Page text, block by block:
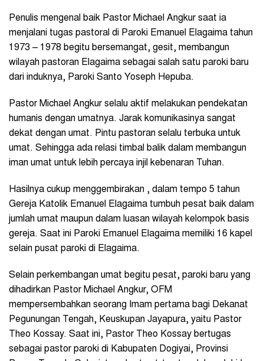
Penulis mengenal baik Pastor Michael Angkur saat ia
menjalani tugas pastoral di Paroki Emanuel Elagaima tahun
1973 – 1978 begitu bersemangat, gesit, membangun
wilayah pastoran Elagaima sebagai salah satu paroki baru
dari induknya, Paroki Santo Yoseph Hepuba.
Pastor Michael Angkur selalu aktif melakukan pendekatan
humanis dengan umatnya. Jarak komunikasinya sangat
dekat dengan umat. Pintu pastoran selalu terbuka untuk
umat. Sehingga ada relasi timbal balik dalam membangun
iman umat untuk lebih percaya injil kebenaran Tuhan.
Hasilnya cukup menggembirakan , dalam tempo 5 tahun
Gereja Katolik Emanuel Elagaima tumbuh pesat baik dalam
jumlah umat maupun dalam luasan wilayah kelompok basis
gereja. Saat ini Paroki Emanuel Elagaima memiliki 16 kapel
selain pusat paroki di Elagaima.
Selain perkembangan umat begitu pesat, paroki baru yang
dihadirkan Pastor Michael Angkur, OFM
mempersembahkan seorang Imam pertama bagi Dekanat
Pegunungan Tengah, Keuskupan Jayapura, yaitu Pastor
Theo Kossay. Saat ini, Pastor Theo Kossay bertugas
sebagai pastor paroki di Kabupaten Dogiyai, Provinsi